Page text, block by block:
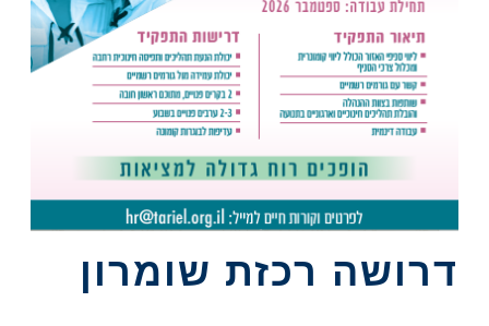
דרושה רכזת שומרון